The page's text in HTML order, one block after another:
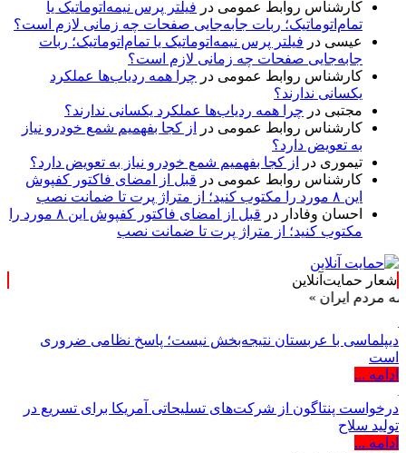
کارشناس روابط عمومی در فیلتر پرس نیمه‌اتوماتیک یا
تمام‌اتوماتیک؛ ربات جابه‌جایی صفحات چه زمانی لازم است؟
عیسی در فیلتر پرس نیمه‌اتوماتیک یا تمام‌اتوماتیک؛ ربات
جابه‌جایی صفحات چه زمانی لازم است؟
کارشناس روابط عمومی در چرا همه ردیاب‌ها عملکرد
یکسانی ندارند؟
مجتبی در چرا همه ردیاب‌ها عملکرد یکسانی ندارند؟
کارشناس روابط عمومی در
از کجا بفهمیم شمع خودرو نیاز
به تعویض دارد؟
تیموری در
از کجا بفهمیم شمع خودرو نیاز به تعویض دارد؟
کارشناس روابط عمومی در قبل از امضای فاکتور کفپوش
این ۸ مورد را مکتوب کنید؛ از متراژ پرت تا ضمانت نصب
احسان وفادار در
قبل از امضای فاکتور کفپوش این ۸ مورد را
مکتوب کنید؛ از متراژ پرت تا ضمانت نصب
شعار حمایت‌آنلاین
»
دیپلماسی با عربستان نتیجه‌بخش نیست؛ پاسخ نظامی ضروری
است
ادامه ...
درخواست پنتاگون از شرکت‌های تسلیحاتی آمریکا برای تسریع در
تولید سلاح
ادامه ...